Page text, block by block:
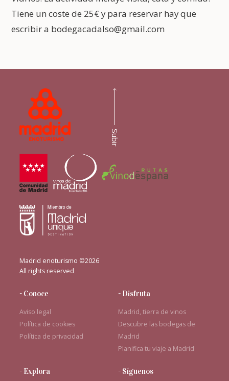
Tiene un coste de 25€ y para reservar hay que
escribir a bodegacadalso@gmail.com
Madrid enoturismo ©2026
All rights reserved
- Conoce
Aviso legal
Política de cookies
Política de privacidad
- Disfruta
Madrid, tierra de vinos
Descubre las bodegas de
Madrid
Planifica tu viaje a Madrid
- Explora - Síguenos
Subir